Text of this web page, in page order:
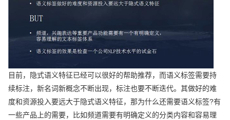
目前，隐式语义特征已经可以很好的帮助推荐，而语义标签需要持
续标注，新名词新概念不断出现，标注也要不断迭代。其做好的难
度和资源投入要远大于隐式语义特征，那为什么还需要语义标签?有
一些产品上的需要，比如频道需要有明确定义的分类内容和容易理